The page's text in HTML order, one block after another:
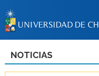
NOTICIAS